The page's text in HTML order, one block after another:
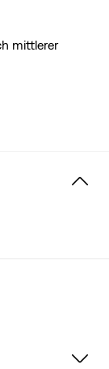
mittlerer